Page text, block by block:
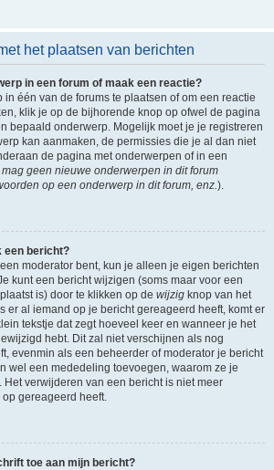
het plaatsen van berichten
in een forum of maak een reactie?
één van de forums te plaatsen of om een reactie
klik je op de bijhorende knop op ofwel de pagina
bepaald onderwerp. Mogelijk moet je je registreren
kan aanmaken, de permissies die je al dan niet
de pagina met onderwerpen of in een
geen nieuwe onderwerpen in dit forum
op een onderwerp in dit forum, enz.).
een bericht?
moderator bent, kun je alleen je eigen berichten
kunt een bericht wijzigen (soms maar voor een
is) door te klikken op de wijzig knop van het
er al iemand op je bericht gereageerd heeft, komt er
tekstje dat zegt hoeveel keer en wanneer je het
hebt. Dit zal niet verschijnen als nog
evenmin als een beheerder of moderator je bericht
wel een mededeling toevoegen, waarom ze je
verwijderen van een bericht is niet meer
gereageerd heeft.
toe aan mijn bericht?